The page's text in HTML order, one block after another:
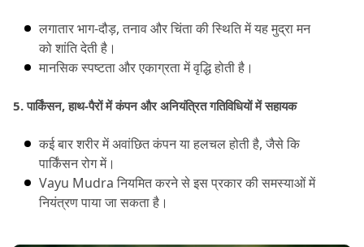
लगातार भाग-दौड़, तनाव और चिंता की स्थिति में यह मुद्रा मन
को शांति देती है।
मानसिक स्पष्टता और एकाग्रता में वृद्धि होती है।
5. पार्किंसन, हाथ-पैरों में कंपन और अनियंत्रित गतिविधियों में सहायक
कई बार शरीर में अवांछित कंपन या हलचल होती है, जैसे कि
पार्किंसन रोग में।
Vayu Mudra नियमित करने से इस प्रकार की समस्याओं में
नियंत्रण पाया जा सकता है।